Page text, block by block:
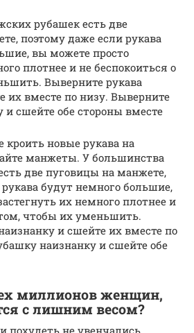
рубашек есть две
поэтому даже если рукава
вы можете просто
плотнее и не беспокоиться о
Выверните рукава
их вместе по низу. Выверните
и сшейте обе стороны вместе
кроить новые рукава на
манжеты. У большинства
две пуговицы на манжете,
будут немного большие,
их немного плотнее и
чтобы их уменьшить.
и сшейте их вместе по
наизнанку и сшейте обе
миллионов женщин,
с лишним весом?